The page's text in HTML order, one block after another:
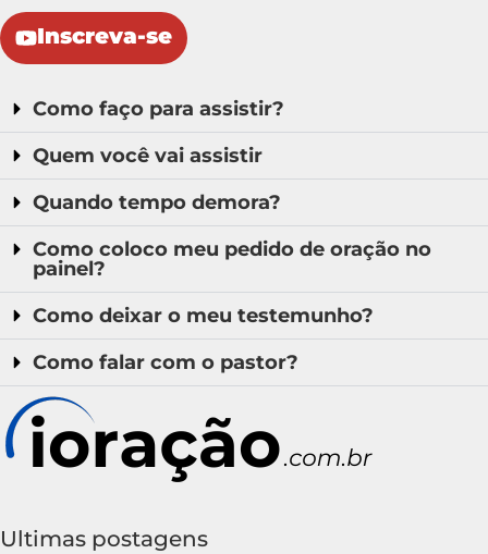
Inscreva-se
Como faço para assistir?
Quem você vai assistir
Quando tempo demora?
Como coloco meu pedido de oração no
painel?
Como deixar o meu testemunho?
Como falar com o pastor?
Ultimas postagens